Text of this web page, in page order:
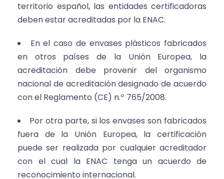
territorio español, las entidades certificadoras
deben estar acreditadas por la ENAC.
En el caso de envases plásticos fabricados
en otros países de la Unión Europea, la
acreditación debe provenir del organismo
nacional de acreditación designado de acuerdo
con el Reglamento (CE) n.º 765/2008.
Por otra parte, si los envases son fabricados
fuera de la Unión Europea, la certificación
puede ser realizada por cualquier acreditador
con el cual la ENAC tenga un acuerdo de
reconocimiento internacional.